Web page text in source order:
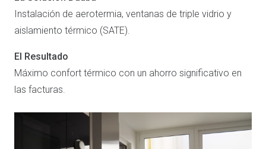
Instalación de aerotermia, ventanas de triple vidrio y
aislamiento térmico (SATE).
El Resultado
Máximo confort térmico con un ahorro significativo en
las facturas.